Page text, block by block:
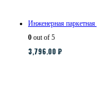
Инженерная
0 out of 5
3,796.00 ₽